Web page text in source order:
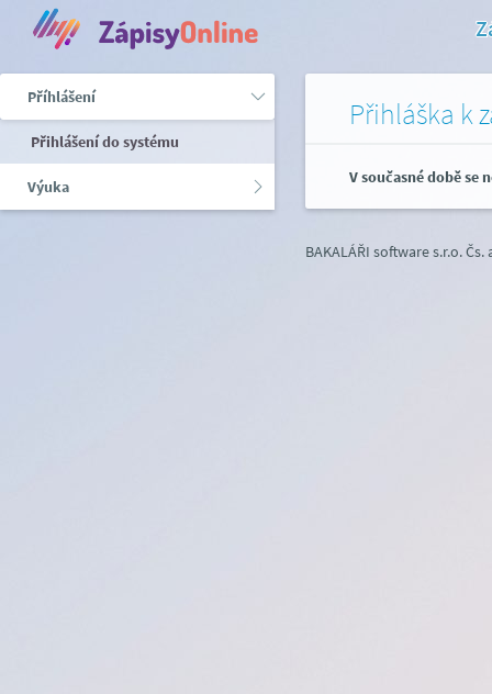
Příhlášení
Přihlášení do systému
Výuka
Přihláška k
V současné době se
BAKALÁŘI software s.r.o.Čs.